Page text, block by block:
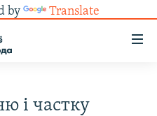
by Translate
і частку